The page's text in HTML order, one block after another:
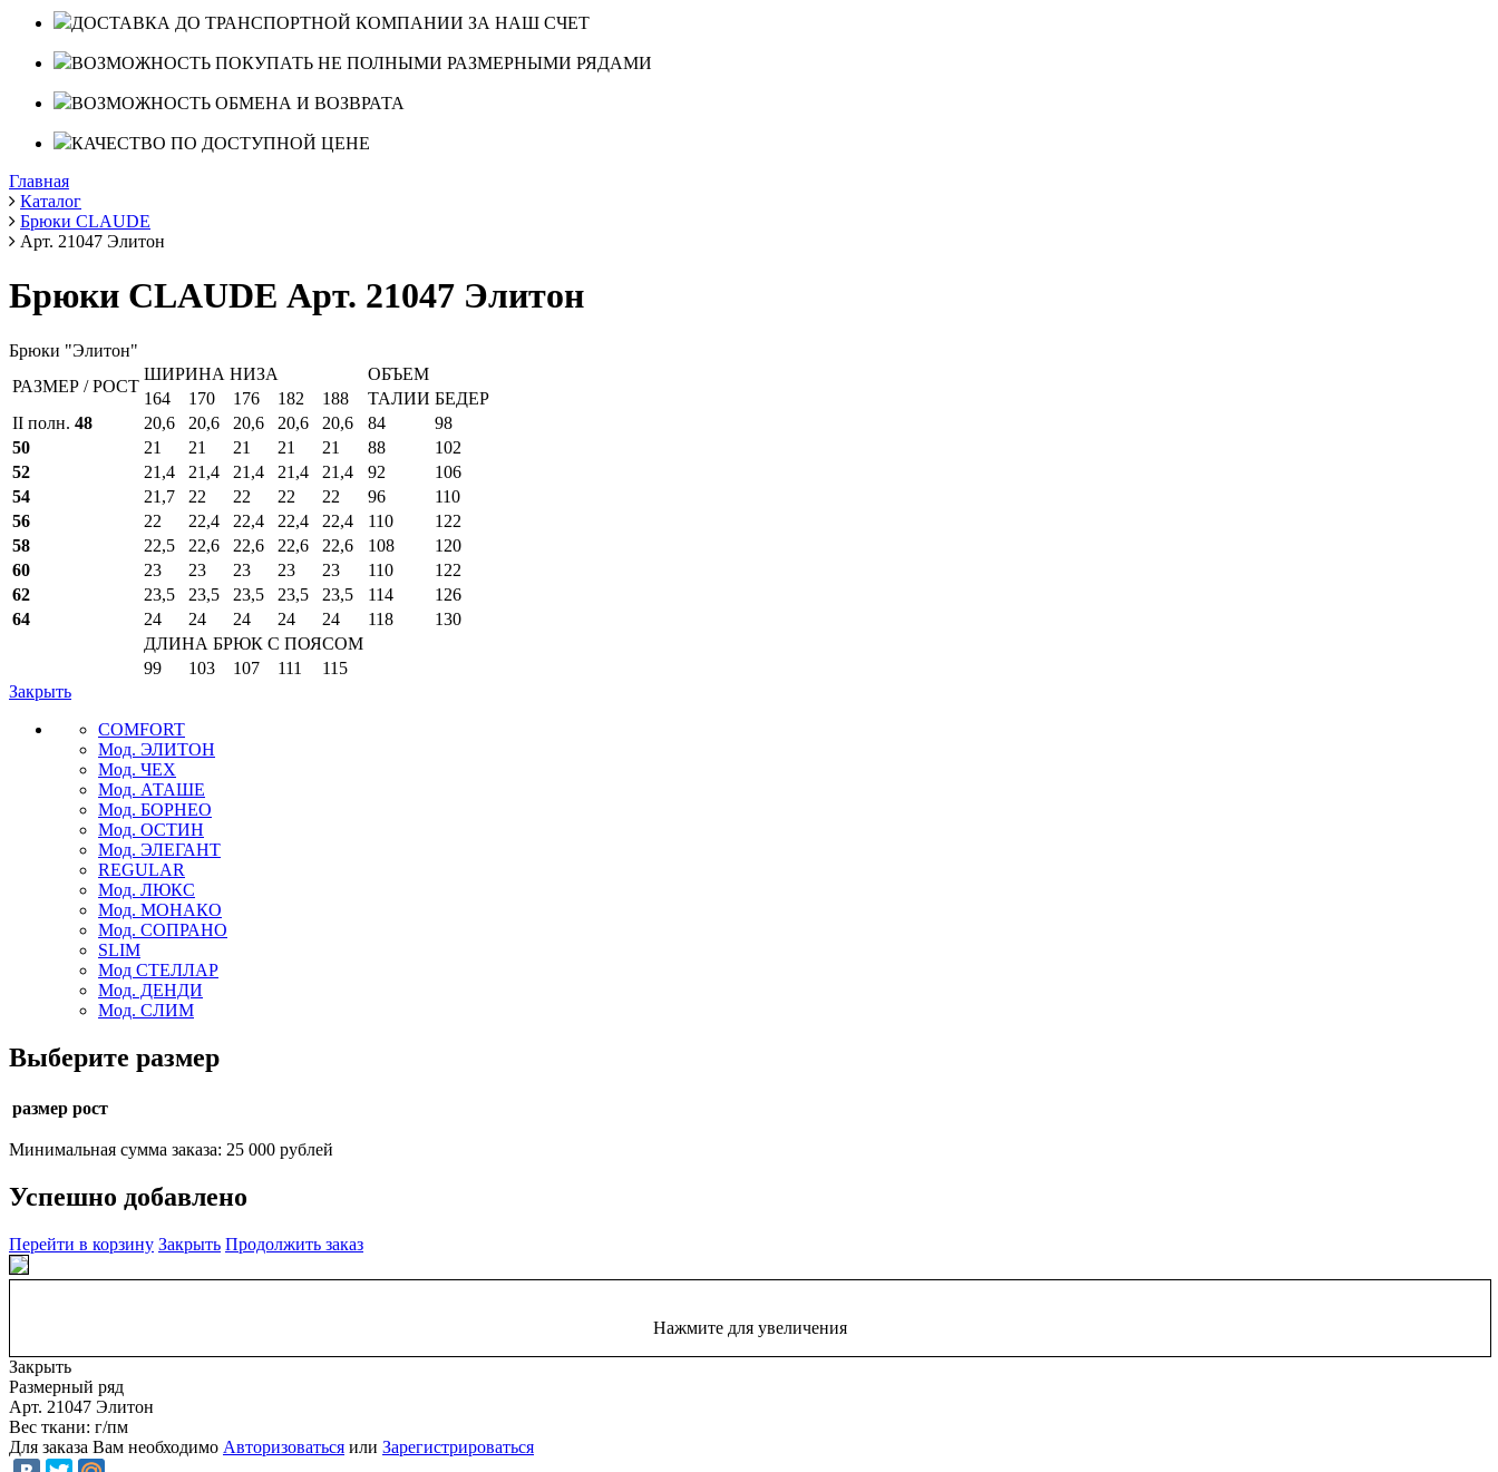
ДОСТАВКА ДО ТРАНСПОРТНОЙ КОМПАНИИ ЗА НАШ СЧЕТ
ВОЗМОЖНОСТЬ ПОКУПАТЬ НЕ ПОЛНЫМИ РАЗМЕРНЫМИ РЯДАМИ
ВОЗМОЖНОСТЬ ОБМЕНА И ВОЗВРАТА
КАЧЕСТВО ПО ДОСТУПНОЙ ЦЕНЕ
Главная
Каталог
Брюки CLAUDE
Арт. 21047 Элитон
Брюки CLAUDE Арт. 21047 Элитон
Брюки "Элитон"
РАЗМЕР / РОСТ
ШИРИНА НИЗА
ОБЪЕМ
164
170 176 182 188 ТАЛИИ БЕДЕР
II полн. 48 20,6 20,6 20,6 20,6 20,6 84
98
50
21 21 21 21 21 88
102
52
21,4 21,4 21,4 21,4 21,4 92
106
54
21,7 22 22 22 22 96
110
56
22 22,4 22,4 22,4 22,4 110
122
58
22,5 22,6 22,6 22,6 22,6 108
120
60
23 23 23 23 23 110
122
62
23,5 23,5 23,5 23,5 23,5 114
126
64
24 24 24 24 24 118
130
ДЛИНА БРЮК С ПОЯСОМ
99
103 107 111
115
Закрыть
COMFORT
Мод. ЭЛИТОН
Мод. ЧЕХ
Мод. АТАШЕ
Мод. БОРНЕО
Мод. ОСТИН
Мод. ЭЛЕГАНТ
REGULAR
Мод. ЛЮКС
Мод. МОНАКО
Мод. СОПРАНО
SLIM
Мод СТЕЛЛАР
Мод. ДЕНДИ
Мод. СЛИМ
Выберите размер
размер рост
Минимальная сумма заказа: 25 000 рублей
Успешно добавлено
Перейти в корзину Закрыть Продолжить заказ
Нажмите для увеличения
Закрыть
Размерный ряд
Арт. 21047 Элитон
Вес ткани: г/пм
Для заказа Вам необходимо Авторизоваться или Зарегистрироваться